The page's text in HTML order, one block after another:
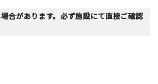
合があります。必ず施設にて直接ご確認